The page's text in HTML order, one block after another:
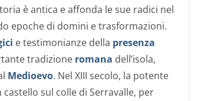
è antica e affonda le sue radici nel
epoche di domini e trasformazioni.
e testimonianze della presenza
tradizione romana dell’isola,
Medioevo. Nel XIII secolo, la potente
sul colle di Serravalle, per